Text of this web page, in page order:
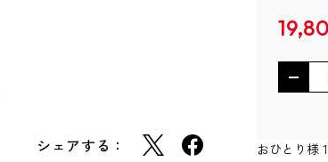
シェアする： おひとり様